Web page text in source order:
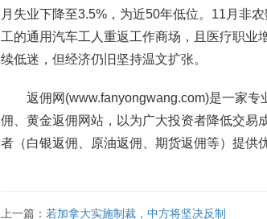
月失业下降至3.5%，为近50年低位。11月非
工的通用汽车工人重返工作商场，且医疗职业
续低迷，但经济仍旧坚持温文扩张。
返佣网(www.fanyongwang.com)是一家
佣、黄金返佣网站，以为广大投资者降低交易
者（白银返佣、原油返佣、期货返佣等）提供
上一篇： 若加拿大实施制裁，中方将坚决反制